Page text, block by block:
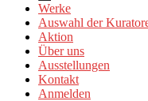
Werke
Auswahl der
Aktion
Über uns
Ausstellungen
Kontakt
Anmelden